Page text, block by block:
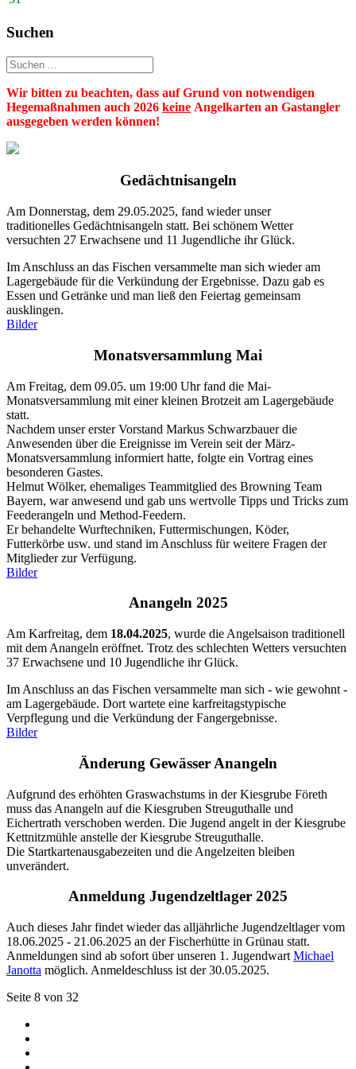
Suchen
Wir bitten zu beachten, dass auf Grund von notwendigen
Hegemaßnahmen auch 2026 keine Angelkarten an Gastangler
ausgegeben werden können!
Gedächtnisangeln
Am Donnerstag, dem 29.05.2025, fand wieder unser
traditionelles Gedächtnisangeln statt. Bei schönem Wetter
versuchten 27 Erwachsene und 11 Jugendliche ihr Glück.
Im Anschluss an das Fischen versammelte man sich wieder am
Lagergebäude für die Verkündung der Ergebnisse. Dazu gab es
Essen und Getränke und man ließ den Feiertag gemeinsam
ausklingen.
Bilder
Monatsversammlung Mai
Am Freitag, dem 09.05. um 19:00 Uhr fand die Mai-
Monatsversammlung mit einer kleinen Brotzeit am Lagergebäude
statt.
Nachdem unser erster Vorstand Markus Schwarzbauer die
Anwesenden über die Ereignisse im Verein seit der März-
Monatsversammlung informiert hatte, folgte ein Vortrag eines
besonderen Gastes.
Helmut Wölker, ehemaliges Teammitglied des Browning Team
Bayern, war anwesend und gab uns wertvolle Tipps und Tricks zum
Feederangeln und Method-Feedern.
Er behandelte Wurftechniken, Futtermischungen, Köder,
Futterkörbe usw. und stand im Anschluss für weitere Fragen der
Mitglieder zur Verfügung.
Bilder
Anangeln 2025
Am Karfreitag, dem 18.04.2025, wurde die Angelsaison traditionell
mit dem Anangeln eröffnet. Trotz des schlechten Wetters versuchten
37 Erwachsene und 10 Jugendliche ihr Glück.
Im Anschluss an das Fischen versammelte man sich - wie gewohnt -
am Lagergebäude. Dort wartete eine karfreitagstypische
Verpflegung und die Verkündung der Fangergebnisse.
Bilder
Änderung Gewässer Anangeln
Aufgrund des erhöhten Graswachstums in der Kiesgrube Företh
muss das Anangeln auf die Kiesgruben Streuguthalle und
Eichertrath verschoben werden. Die Jugend angelt in der Kiesgrube
Kettnitzmühle anstelle der Kiesgrube Streuguthalle.
Die Startkartenausgabezeiten und die Angelzeiten bleiben
unverändert.
Anmeldung Jugendzeltlager 2025
Auch dieses Jahr findet wieder das alljährliche Jugendzeltlager vom
18.06.2025 - 21.06.2025 an der Fischerhütte in Grünau statt.
Anmeldungen sind ab sofort über unseren 1. Jugendwart Michael
Janotta möglich. Anmeldeschluss ist der 30.05.2025.
Seite 8 von 32